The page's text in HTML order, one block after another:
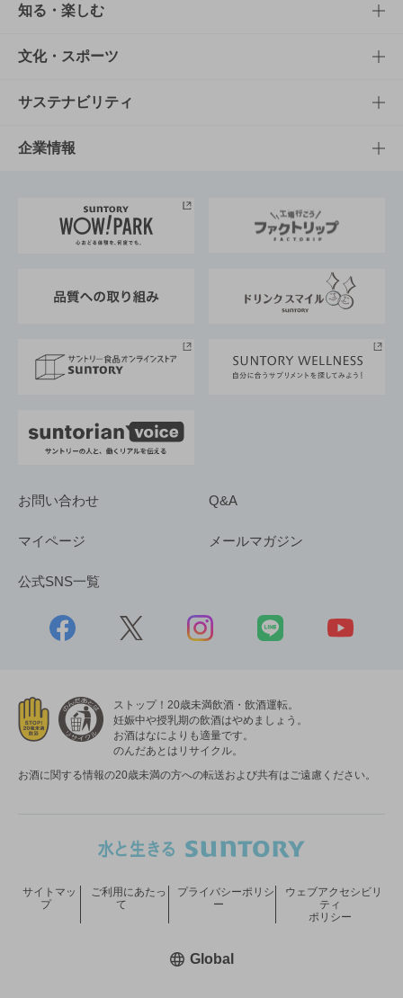
商品TOP
商品一覧
商品発売情報
栄養成分一覧
知る・楽しむ
知る・楽しむTOP
キャンペーン
工場見学
地域情報
文化・スポーツ
文化・スポーツTOP
サントリーホール
サントリーサンバーズ大阪
サステナビリティ
サステナビリティTOP
サントリーが考えるサステナビリティ経営
企業情報
企業概要
採用情報
お問い合わせ Q&A
マイページ メールマガジン
公式SNS一覧
ストップ！20歳未満飲酒・飲酒運転。
妊娠中や授乳期の飲酒はやめましょう。
お酒はなによりも適量です。
のんだあとはリサイクル。
お酒に関する情報の20歳未満の方への転送および共有はご遠慮ください。
サイトマッ
プ
ご利用にあたっ
て
プライバシーポリシ
ー
ウェブアクセシビリ
ティ
ポリシー
Global新しいウィンドウで開く